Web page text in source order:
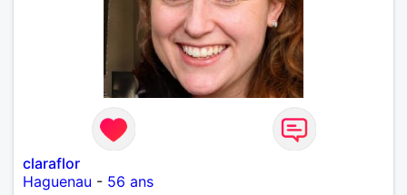
claraflor
Haguenau - 56 ans